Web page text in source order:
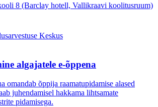
8 (Barclay hotell, Vallikraavi koolitusruum)
Keskus
algajatele e-õppena
omandab õppija raamatupidamise alased
juhendamisel hakkama lihtsamate
pidamisega.